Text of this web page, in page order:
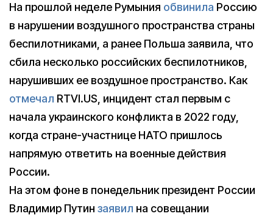
На прошлой неделе Румыния обвинила Россию
в нарушении воздушного пространства страны
беспилотниками, а ранее Польша заявила, что
сбила несколько российских беспилотников,
нарушивших ее воздушное пространство. Как
отмечал RTVI.US, инцидент стал первым с
начала украинского конфликта в 2022 году,
когда стране-участнице НАТО пришлось
напрямую ответить на военные действия
России.
На этом фоне в понедельник президент России
Владимир Путин заявил на совещании